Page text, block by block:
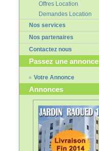
Offres Location
Demandes Location
Nos services
Nos partenaires
Contactez nous
Passez une annonce
Votre Annonce
Annonces